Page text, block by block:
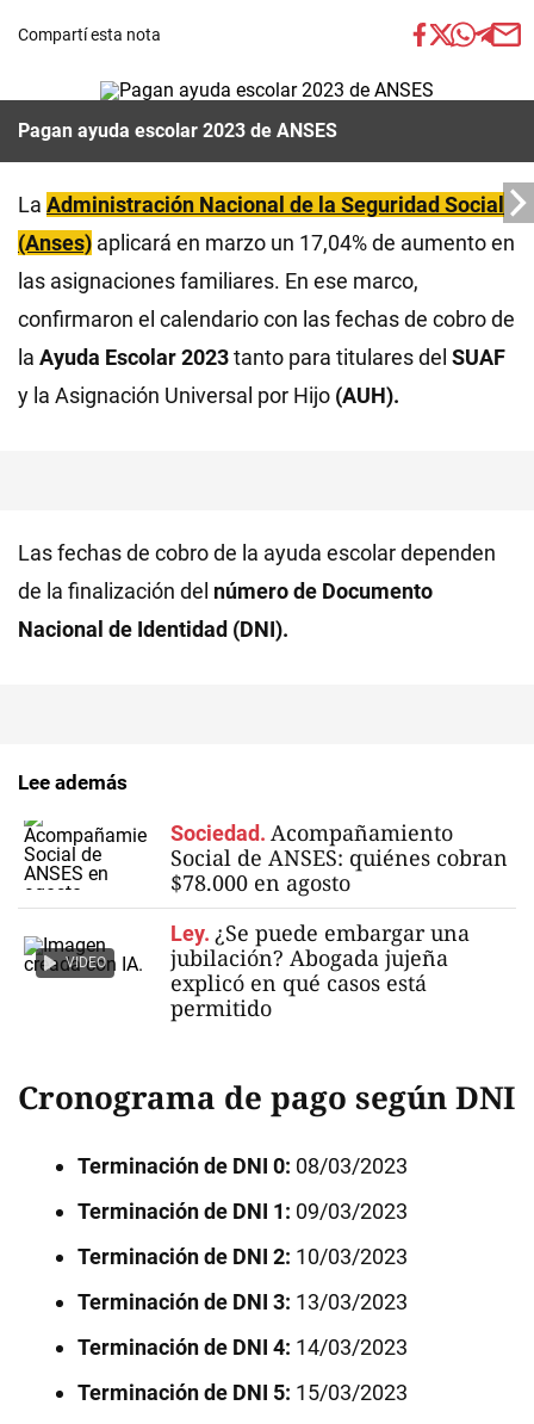
Compartí esta nota
Pagan ayuda escolar 2023 de ANSES
La Administración Nacional de la Seguridad Social
(Anses) aplicará en marzo un 17,04% de aumento en
las asignaciones familiares. En ese marco,
confirmaron el calendario con las fechas de cobro de
la Ayuda Escolar 2023tanto para titulares del SUAF
y la Asignación Universal por Hijo (AUH).
Las fechas de cobro de la ayuda escolar dependen
de la finalización del número de Documento
Nacional de Identidad (DNI).
Lee además
Sociedad. Acompañamiento
Social de ANSES: quiénes cobran
$78.000 en agosto
VIDEO
Ley. ¿Se puede embargar una
jubilación? Abogada jujeña
explicó en qué casos está
permitido
Cronograma de pago según DNI
Terminación de DNI 0: 08/03/2023
Terminación de DNI 1: 09/03/2023
Terminación de DNI 2: 10/03/2023
Terminación de DNI 3: 13/03/2023
Terminación de DNI 4: 14/03/2023
Terminación de DNI 5: 15/03/2023